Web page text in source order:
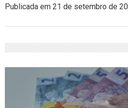
Publicada em 21 de setembro de